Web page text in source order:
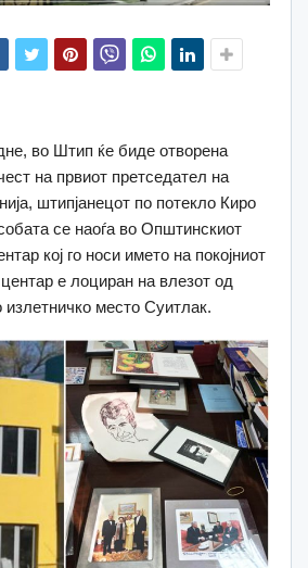
во Штип ќе биде отворена
на првиот претседател на
штипјанецот по потекло Киро
се наоѓа во Општинскиот
кој го носи името на покојниот
е лоциран на влезот од
излетничко место Суитлак.